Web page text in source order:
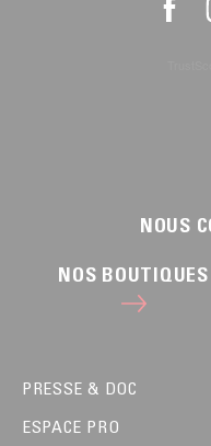
NOUS
NOS BOUTIQUES
PRESSE & DOC
ESPACE PRO